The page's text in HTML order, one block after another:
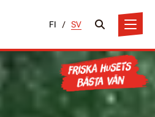
FI / SV